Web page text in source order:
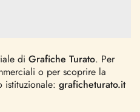
di Grafiche Turato. Per
o per scoprire la
istituzionale: graficheturato.it